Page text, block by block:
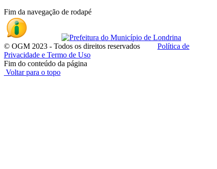
Fim da navegação de rodapé
© OGM 2023 - Todos os direitos reservados Política de
Privacidade e Termo de Uso
Fim do conteúdo da página
Voltar para o topo